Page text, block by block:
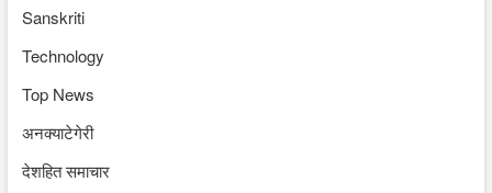
Sanskriti
Technology
Top News
अनक्याटेगेरी
देशहित समाचार